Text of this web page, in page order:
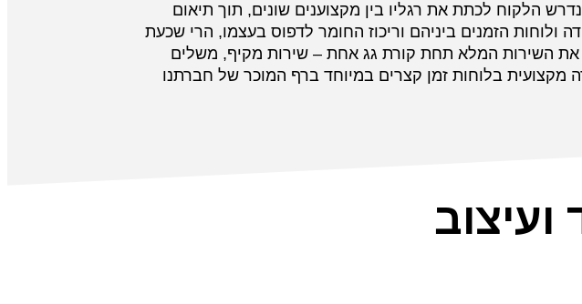
הלקוח לכתת את רגליו בין מקצוענים שונים, תוך תיאום
ולוחות הזמנים ביניהם וריכוז החומר לדפוס בעצמו, הרי שכעת
השירות המלא תחת קורת גג אחת – שירות מקיף, משלים
מקצועית בלוחות זמן קצרים במיוחד ברף המוכר של חברתנו
ועיצוב